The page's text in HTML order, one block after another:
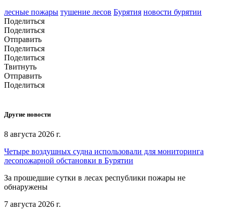
лесные пожары тушение лесов Бурятия новости бурятии
Поделиться
Поделиться
Отправить
Поделиться
Поделиться
Твитнуть
Отправить
Поделиться
Другие новости
8 августа 2026 г.
Четыре воздушных судна использовали для мониторинга
лесопожарной обстановки в Бурятии
За прошедшие сутки в лесах республики пожары не
обнаружены
7 августа 2026 г.